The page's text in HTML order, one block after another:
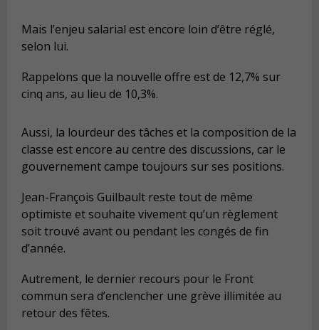
Mais l’enjeu salarial est encore loin d’être réglé,
selon lui.
Rappelons que la nouvelle offre est de 12,7% sur
cinq ans, au lieu de 10,3%.
Aussi, la lourdeur des tâches et la composition de la
classe est encore au centre des discussions, car le
gouvernement campe toujours sur ses positions.
Jean-François Guilbault reste tout de même
optimiste et souhaite vivement qu’un règlement
soit trouvé avant ou pendant les congés de fin
d’année.
Autrement, le dernier recours pour le Front
commun sera d’enclencher une grève illimitée au
retour des fêtes.